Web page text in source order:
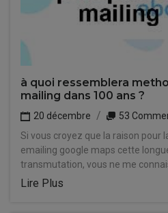
à quoi ressemblera
mailing dans 100 ans ?
20 décembre
53
Si vous croyez que la raison pour
emailing google maps cette
transmutation, vous ne me
Lire Plus